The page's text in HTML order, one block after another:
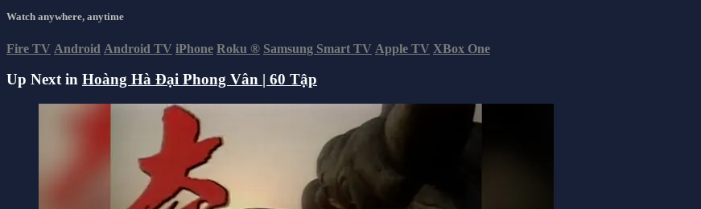
Watch anywhere, anytime
Fire TV Android Android TV iPhone Roku ® Samsung Smart TV Apple TV XBox One
Up Next in Hoàng Hà Đại Phong Vân | 60 Tập